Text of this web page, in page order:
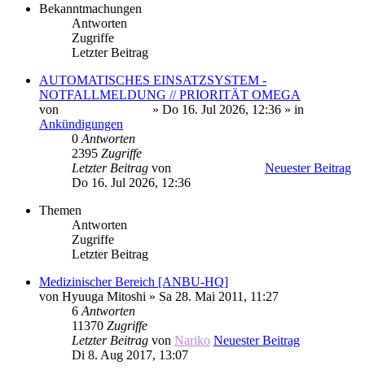
Bekanntmachungen
Antworten
Zugriffe
Letzter Beitrag
AUTOMATISCHES EINSATZSYSTEM -
NOTFALLMELDUNG // PRIORITÄT OMEGA
von
» Do 16. Jul 2026, 12:36 » in
Ankündigungen
0 Antworten
2395 Zugriffe
Letzter Beitrag von
Neuester Beitrag
Do 16. Jul 2026, 12:36
Themen
Antworten
Zugriffe
Letzter Beitrag
Medizinischer Bereich [ANBU-HQ]
von Hyuuga Mitoshi » Sa 28. Mai 2011, 11:27
6 Antworten
11370 Zugriffe
Letzter Beitrag von Nariko Neuester Beitrag
Di 8. Aug 2017, 13:07